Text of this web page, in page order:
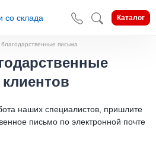
Каталог
письма
наших специалистов, пришлите
письмо по электронной почте